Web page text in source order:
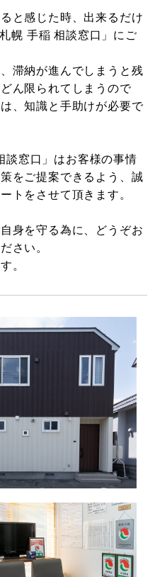
と感じた時、出来るだけ
幌 手稲 相談窓口」にご
滞納が進んでしまうと残
ん限られてしまうので
、知識と手助けが必要で
窓口」はお客様の事情
をご提案できるよう、誠
トをさせて頂きます。
身を守る為に、どうぞお
さい。
。